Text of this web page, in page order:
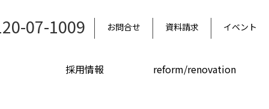
07-1009 お問合せ 資料請求 イベント
採用情報 reform/renovation